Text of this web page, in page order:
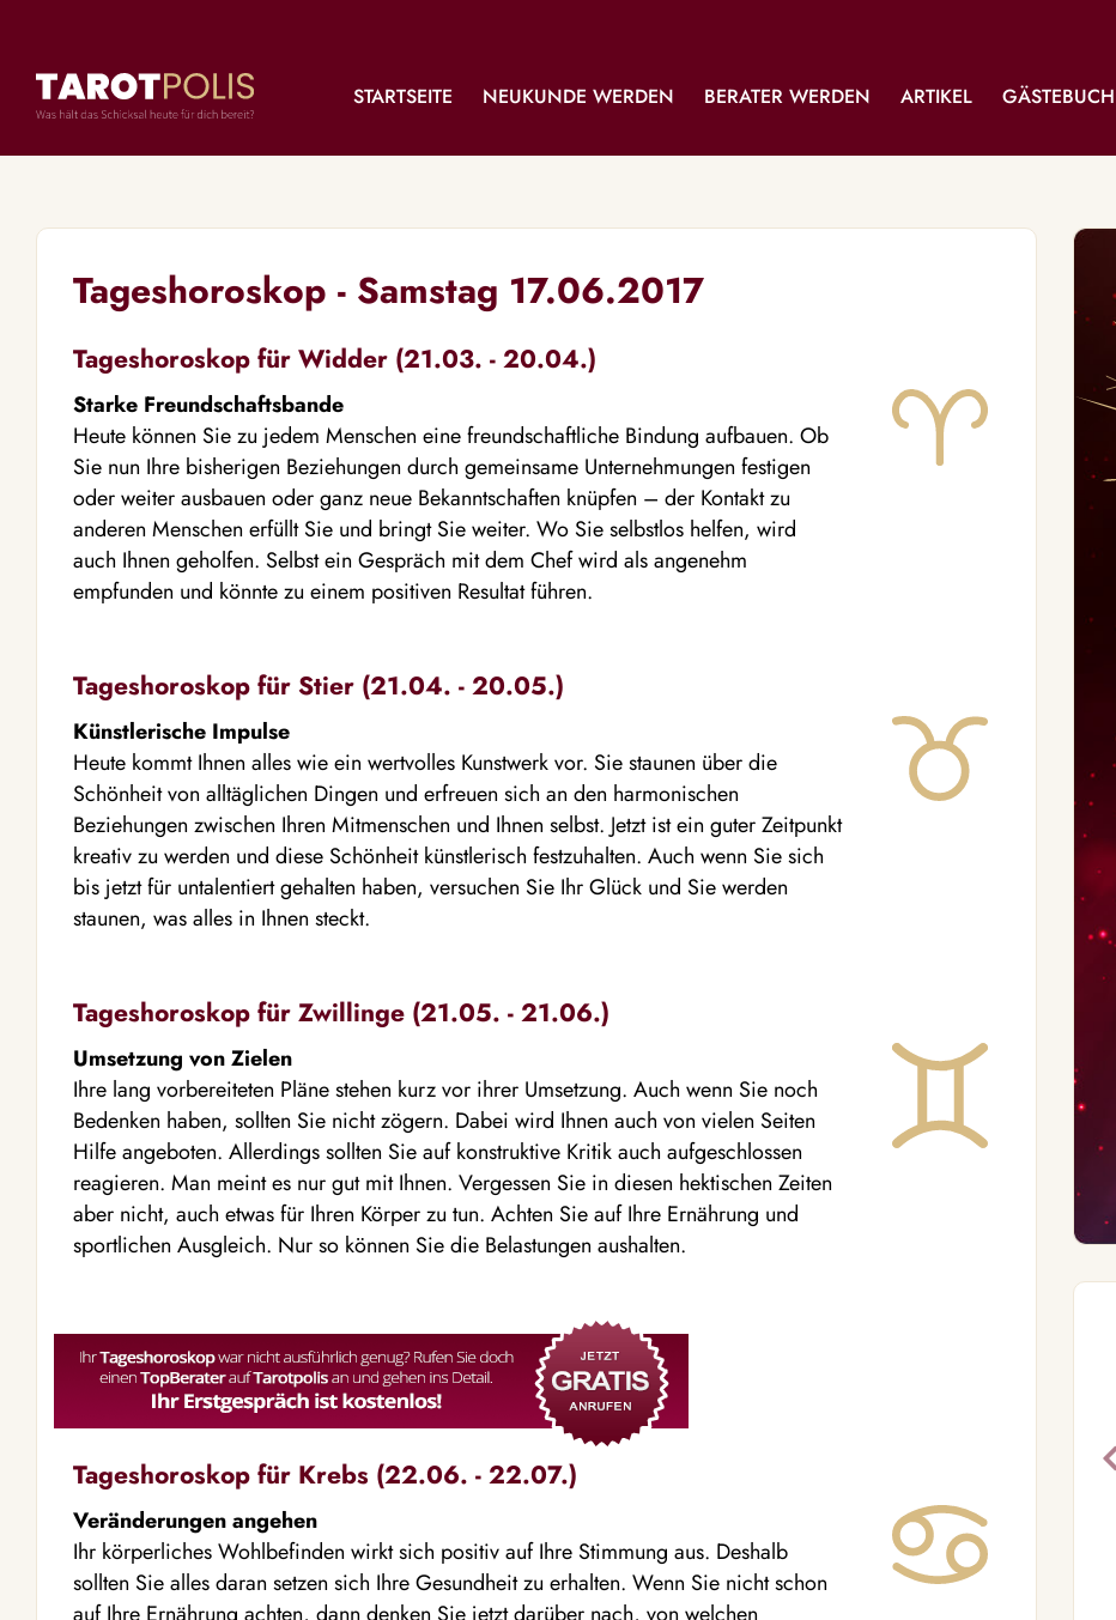
STARTSEITE NEUKUNDE WERDEN BERATER WERDEN ARTIKEL GÄSTEBUCH
Tageshoroskop - Samstag 17.06.2017
Tageshoroskop für Widder (21.03. - 20.04.)
Starke Freundschaftsbande
Heute können Sie zu jedem Menschen eine freundschaftliche Bindung aufbauen. Ob
Sie nun Ihre bisherigen Beziehungen durch gemeinsame Unternehmungen festigen
oder weiter ausbauen oder ganz neue Bekanntschaften knüpfen – der Kontakt zu
anderen Menschen erfüllt Sie und bringt Sie weiter. Wo Sie selbstlos helfen, wird
auch Ihnen geholfen. Selbst ein Gespräch mit dem Chef wird als angenehm
empfunden und könnte zu einem positiven Resultat führen.
Tageshoroskop für Stier (21.04. - 20.05.)
Künstlerische Impulse
Heute kommt Ihnen alles wie ein wertvolles Kunstwerk vor. Sie staunen über die
Schönheit von alltäglichen Dingen und erfreuen sich an den harmonischen
Beziehungen zwischen Ihren Mitmenschen und Ihnen selbst. Jetzt ist ein guter Zeitpunkt
kreativ zu werden und diese Schönheit künstlerisch festzuhalten. Auch wenn Sie sich
bis jetzt für untalentiert gehalten haben, versuchen Sie Ihr Glück und Sie werden
staunen, was alles in Ihnen steckt.
Tageshoroskop für Zwillinge (21.05. - 21.06.)
Umsetzung von Zielen
Ihre lang vorbereiteten Pläne stehen kurz vor ihrer Umsetzung. Auch wenn Sie noch
Bedenken haben, sollten Sie nicht zögern. Dabei wird Ihnen auch von vielen Seiten
Hilfe angeboten. Allerdings sollten Sie auf konstruktive Kritik auch aufgeschlossen
reagieren. Man meint es nur gut mit Ihnen. Vergessen Sie in diesen hektischen Zeiten
aber nicht, auch etwas für Ihren Körper zu tun. Achten Sie auf Ihre Ernährung und
sportlichen Ausgleich. Nur so können Sie die Belastungen aushalten.
Tageshoroskop für Krebs (22.06. - 22.07.)
Veränderungen angehen
Ihr körperliches Wohlbefinden wirkt sich positiv auf Ihre Stimmung aus. Deshalb
sollten Sie alles daran setzen sich Ihre Gesundheit zu erhalten. Wenn Sie nicht schon